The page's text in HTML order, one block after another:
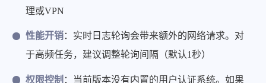
理或VPN
性能开销：实时日志轮询会带来额外的网络请求。对
于高频任务，建议调整轮询间隔（默认1秒）
权限控制 ：当前版本没有内置的用户认证系统。如果